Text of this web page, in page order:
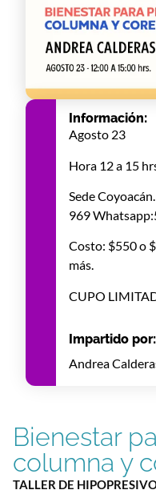
Información:
Agosto 23
Hora 12 a 15
Sede
969
Costo: $550 o
más.
CUPO
Impartido por:
Andrea
Bienestar
columna y
TALLER DE